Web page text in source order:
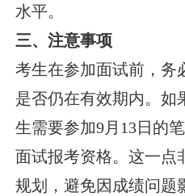
水平。
三、注意事项
考生在参加面试前，务
是否仍在有效期内。如
生需要参加9月13日的
面试报考资格。这一点
规划，避免因成绩问题